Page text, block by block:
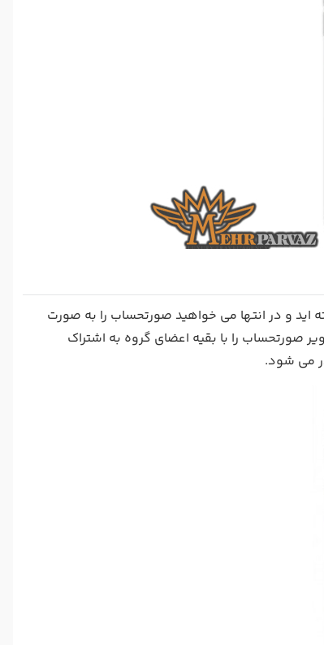
اید و در انتها می خواهید صورتحساب را به صورت
صورتحساب را با بقیه اعضای گروه به اشتراک
می شود.